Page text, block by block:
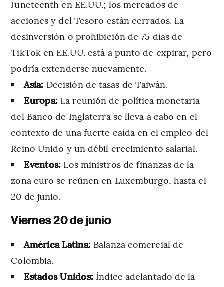
Juneteenth en EE.UU.; los mercados de
acciones y del Tesoro están cerrados. La
desinversión o prohibición de 75 días de
TikTok en EE.UU. está a punto de expirar, pero
podría extenderse nuevamente.
Asia: Decisión de tasas de Taiwán.
Europa: La reunión de política monetaria
del Banco de Inglaterra se lleva a cabo en el
contexto de una fuerte caída en el empleo del
Reino Unido y un débil crecimiento salarial.
Eventos: Los ministros de finanzas de la
zona euro se reúnen en Luxemburgo, hasta el
20 de junio.
Viernes 20 de junio
América Latina: Balanza comercial de
Colombia.
Estados Unidos: Índice adelantado de la